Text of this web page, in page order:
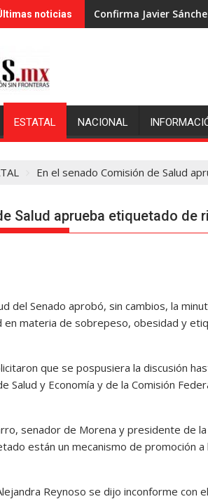
noticias Confirma Javier
ESTATAL NACIONAL
En el senado Comisión de Salud
Salud aprueba etiquetado de
del Senado aprobó, sin cambios, la
en materia de sobrepeso, obesidad y
que se pospusiera la discusión
Salud y Economía y de la Comisión
senador de Morena y presidente de
están un mecanismo de promoción a
Reynoso se dijo inconforme con